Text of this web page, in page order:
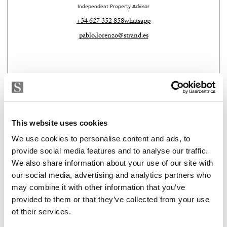
This website uses cookies
We use cookies to personalise content and ads, to
provide social media features and to analyse our traffic.
We also share information about your use of our site with
our social media, advertising and analytics partners who
may combine it with other information that you’ve
provided to them or that they’ve collected from your use
of their services.
Independent Property Advisor
+34 627 352 858whatsapp
pablo.lorenzo@strand.es
Strand Properties
MIRELA FUENTES
Independent Property Advisor
+34 682 696 579 whatsapp
Y eso cambia completamente el resultado.
parece pensado para bajar el ritmo.
Me imaginé enseguida las escenas.
Abrir las ventanas temprano mientras entra el aire del
mar.
Preparar café descalzo y salir directamente a la terraza.
Leer algunas páginas mientras el sol cae lento sobre la
urbanización.